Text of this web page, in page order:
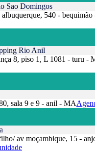
Sao Domingos
540 -
Rio Anil
8, piso 1, L 1081 - turu -
sala 9 e 9 - anil - MA
av moçambique, 15 -